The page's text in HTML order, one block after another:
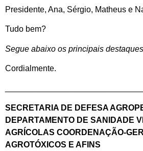
Presidente, Ana, Sérgio, Matheus e
Tudo bem?
Segue abaixo os principais
Cordialmente.
SECRETARIA DE DEFESA
DEPARTAMENTO DE SANIDADE
AGRÍCOLAS COORDENAÇÃO-
AGROTÓXICOS E AFINS